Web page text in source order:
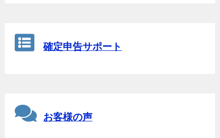
確定申告サポート
お客様の声